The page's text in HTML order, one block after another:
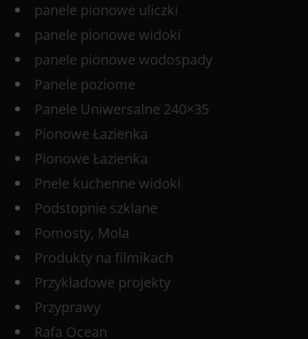
panele pionowe uliczki
panele pionowe widoki
panele pionowe wodospady
Panele poziome
Panele Uniwersalne 240×35
Pionowe Łazienka
Pionowe Łazienka
Pnele kuchenne widoki
Podstopnie szklane
Pomosty, Mola
Produkty na filmikach
Przykładowe projekty
Przyprawy
Rafa Ocean